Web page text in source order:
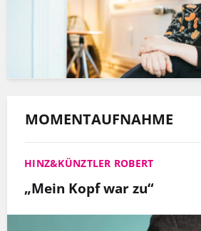
MOMENTAUFNAHME
HINZ&KÜNZTLER ROBERT
„Mein Kopf war zu“